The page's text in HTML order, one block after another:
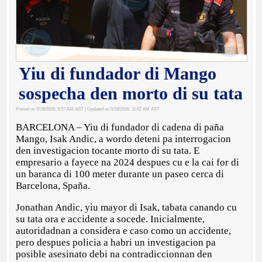
Yiu di fundador di Mango
sospecha den morto di su tata
Posted on 5/19/2026, 9:57 AM AST | Updated on 5/19/2026, 11:02 AM AST
BARCELONA – Yiu di fundador di cadena di paña
Mango, Isak Andic, a wordo deteni pa interrogacion
den investigacion tocante morto di su tata. E
empresario a fayece na 2024 despues cu e la cai for di
un baranca di 100 meter durante un paseo cerca di
Barcelona, Spaña.
Jonathan Andic, yiu mayor di Isak, tabata canando cu
su tata ora e accidente a socede. Inicialmente,
autoridadnan a considera e caso como un accidente,
pero despues policia a habri un investigacion pa
posible asesinato debi na contradiccionnan den